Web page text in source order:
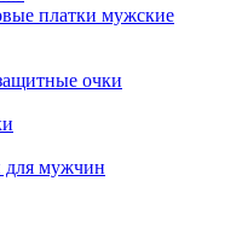
платки мужские
очки
для мужчин